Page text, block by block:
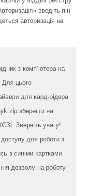
введіть пін-
авторизація на
з комп’ютера на
Для цього
для кард-рідера
зберегти на
Зверніть увагу!
для роботи з
з синіми картками
дозволу на роботу